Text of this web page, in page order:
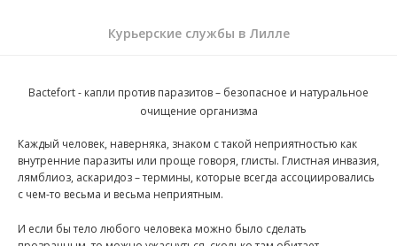
Курьерские службы в Лилле
Bactefort - капли против паразитов– безопасное и натуральное
очищение организма
Каждый человек, наверняка, знаком с такой неприятностью как
внутренние паразиты или проще говоря, глисты. Глистная инвазия,
лямблиоз, аскаридоз – термины, которые всегда ассоциировались
с чем-то весьма и весьма неприятным.
И если бы тело любого человека можно было сделать